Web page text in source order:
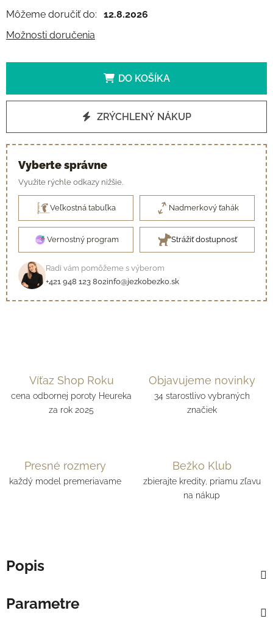
Môžeme doručiť do:
12.8.2026
Možnosti doručenia
DO KOŠÍKA
ZRÝCHLENÝ NÁKUP
Vyberte správne
Využite rýchle odkazy nižšie.
Veľkostná tabuľka Nadmerkový ťahák
Vernostný program Strážiť dostupnosť
Radi vám pomôžeme s výberom
+421 948 123 802info@jezkobezko.sk
Víťaz Shop Roku
cena odbornej poroty Heureka
za rok 2025
Objavujeme novinky
34 starostlivo vybraných
značiek
Presné rozmery
každý model premeriavame
Bežko Klub
zbierajte kredity, priamu zľavu
na nákup
Popis
Parametre